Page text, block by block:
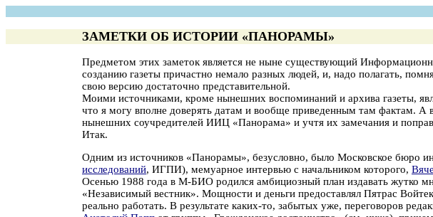
ЗАМЕТКИ ОБ ИСТОРИИ «ПАНОРАМЫ»
Предметом этих заметок является не ныне существующий
созданию газеты причастно немало разных людей, и, надо полагать,
свою версию достаточно представительной.
Моими источниками, кроме нынешних воспоминаний и архива газеты,
что я могу вполне доверять датам и вообще приведенным там фактам.
нынешних соучредителей ИИЦ «Панорама» и учтя их замечания и
Итак.
Одним из источников «Панорамы», безусловно, было Московское
исследований, ИГПИ), мемуарное интервью с начальником которого,
Осенью 1988 года в М-БИО родился амбициозный план издавать жутко
«Независимый вестник». Мощности и деньги предоставлял Пятрас
реально работать. В результате каких-то, забытых уже, переговоров